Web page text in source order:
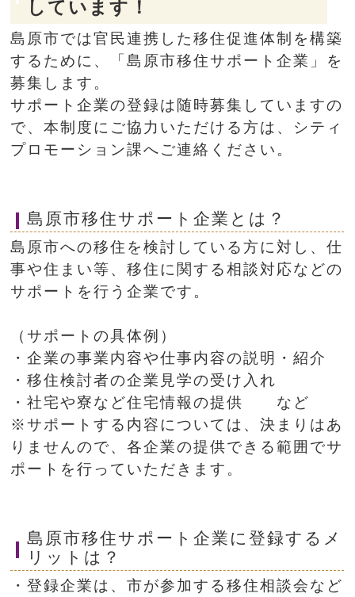
しています！
島原市では官民連携した移住促進体制を構築
するために、「島原市移住サポート企業」を
募集します。
サポート企業の登録は随時募集していますの
で、本制度にご協力いただける方は、シティ
プロモーション課へご連絡ください。
島原市移住サポート企業とは？
島原市への移住を検討している方に対し、仕
事や住まい等、移住に関する相談対応などの
サポートを行う企業です。
（サポートの具体例）
・企業の事業内容や仕事内容の説明・紹介
・移住検討者の企業見学の受け入れ
・社宅や寮など住宅情報の提供 など
※サポートする内容については、決まりはあ
りませんので、各企業の提供できる範囲でサ
ポートを行っていただきます。
島原市移住サポート企業に登録するメ
リットは？
・登録企業は、市が参加する移住相談会など